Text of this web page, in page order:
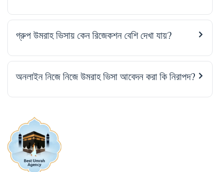
গ্রুপ উমরাহ ভিসায় কেন রিজেকশন বেশি দেখা যায়?
অনলাইন নিজে নিজে উমরাহ ভিসা আবেদন করা কি নিরাপদ?